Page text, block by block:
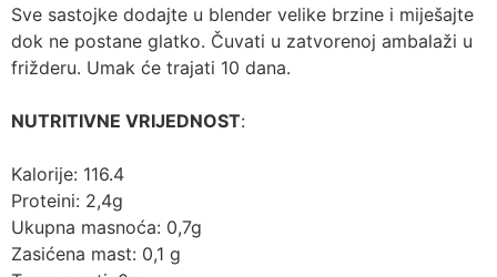
Sve sastojke dodajte u blender velike brzine i miješajte
dok ne postane glatko. Čuvati u zatvorenoj ambalaži u
frižderu. Umak će trajati 10 dana.
NUTRITIVNE VRIJEDNOST:
Kalorije: 116.4
Proteini: 2,4g
Ukupna masnoća: 0,7g
Zasićena mast: 0,1 g